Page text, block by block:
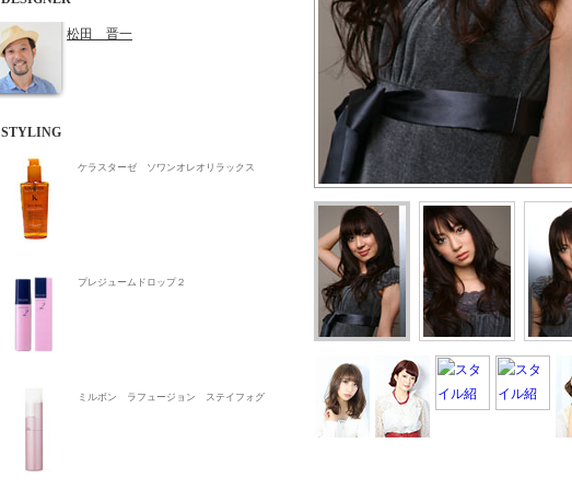
松田 晋一
STYLING
ケラスターゼ ソワンオレオリラックス
プレジュームドロップ２
ミルボン ラフュージョン ステイフォグ